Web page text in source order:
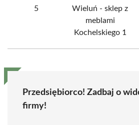
5
Wieluń - sklep z
meblami
Kochelskiego 1
Przedsiębiorco! Zadbaj o
firmy!